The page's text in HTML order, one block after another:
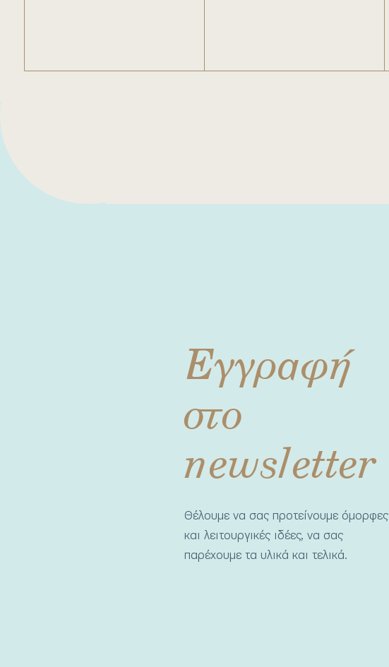
Εγγραφή
στο
newsletter
Θέλουμε να σας προτείνουμε όμορφες
και λειτουργικές ιδέες, να σας
παρέχουμε τα υλικά και τελικά.